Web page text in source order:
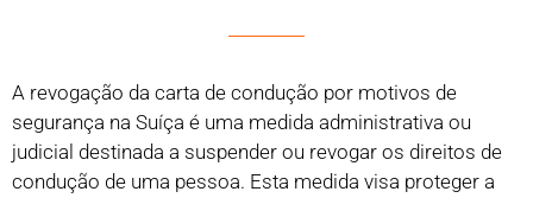
A revogação da carta de condução por motivos de
segurança na Suíça é uma medida administrativa ou
judicial destinada a suspender ou revogar os direitos de
condução de uma pessoa. Esta medida visa proteger a